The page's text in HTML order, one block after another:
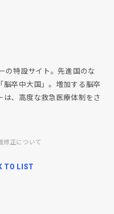
の特設サイト。先進国のな
卒中大国」。増加する脳卒
、高度な救急医療体制をさ
修正について
TO LIST